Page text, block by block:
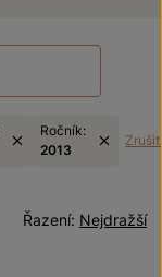
Ročník:
2013
Nejdražší
Řazení: